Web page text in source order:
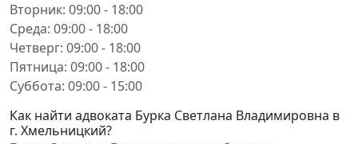
Вторник: 09:00 - 18:00
Среда: 09:00 - 18:00
Четверг: 09:00 - 18:00
Пятница: 09:00 - 18:00
Суббота: 09:00 - 15:00
Как найти адвоката Бурка Светлана Владимировна в
г. Хмельницкий?